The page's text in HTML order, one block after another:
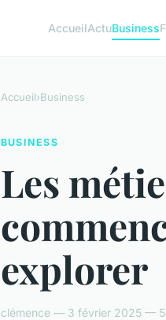
AccueilActuBusiness
Accueil›Business
BUSINESS
Les
explorer
clémence — 3 février 2025 — 5